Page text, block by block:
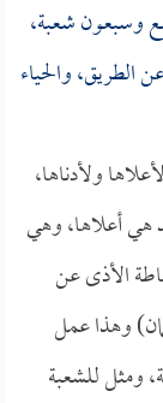
وسبعون شعبة،
الطريق، والحياء
ولأدناها،
هي أعلاها، وهي
الأذى عن
وهذا عمل
ومثل للشعبة